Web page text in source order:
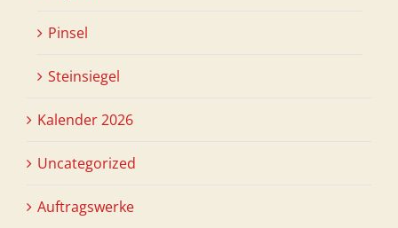
Pinsel
Steinsiegel
Kalender 2026
Uncategorized
Auftragswerke